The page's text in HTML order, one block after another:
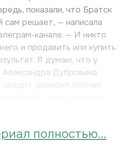
показали, что Братск
сам решает, — написала
канале. — И никто
и продавить или купить
Я думаю, что у
Дубровина
доверия, полная
полностью…